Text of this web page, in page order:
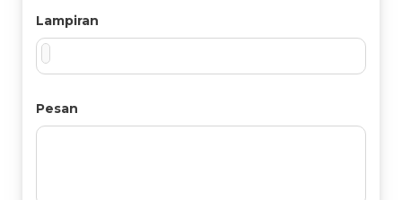
Lampiran
Pesan